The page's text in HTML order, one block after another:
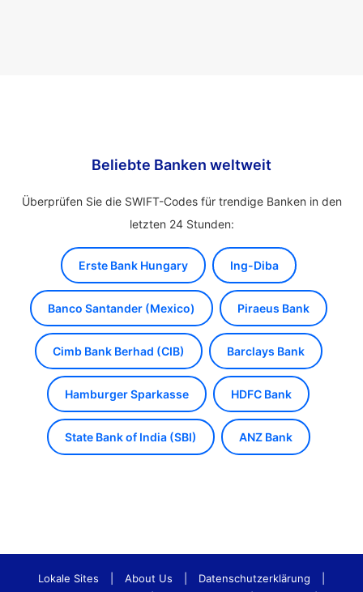
Beliebte Banken weltweit
Überprüfen Sie die SWIFT-Codes für trendige Banken in den
letzten 24 Stunden:
Erste Bank Hungary Ing-Diba
Banco Santander (Mexico) Piraeus Bank
Cimb Bank Berhad (CIB) Barclays Bank
Hamburger Sparkasse HDFC Bank
State Bank of India (SBI) ANZ Bank
Lokale Sites About Us Datenschutzerklärung